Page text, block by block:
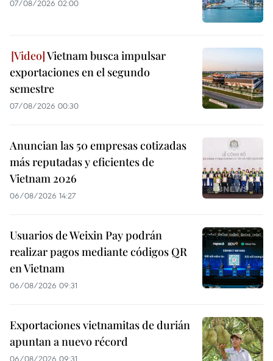
07/08/2026 02:00
Vietnam busca impulsar
exportaciones en el segundo
semestre
07/08/2026 00:30
Anuncian las 50 empresas cotizadas
más reputadas y eficientes de
Vietnam 2026
06/08/2026 14:27
Usuarios de Weixin Pay podrán
realizar pagos mediante códigos QR
en Vietnam
06/08/2026 09:31
Exportaciones vietnamitas de durián
apuntan a nuevo récord
06/08/2026 09:31